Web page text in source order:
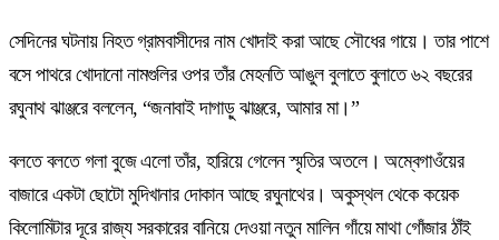
সেদিনের ঘটনায় নিহত গ্রামবাসীদের নাম খোদাই করা আছে সৌধের গায়ে। তার পাশে
বসে পাথরে খোদানো নামগুলির ওপর তাঁর মেহনতি আঙুল বুলাতে বুলাতে ৬২ বছরের
রঘুনাথ ঝাঞ্জরে বললেন, “জনাবাই দাগাড়ু ঝাঞ্জরে, আমার মা।”
বলতে বলতে গলা বুজে এলো তাঁর, হারিয়ে গেলেন স্মৃতির অতলে। অম্বেগাওঁয়ের
বাজারে একটা ছোটো মুদিখানার দোকান আছে রঘুনাথের। অকুস্থল থেকে কয়েক
কিলোমিটার দূরে রাজ্য সরকারের বানিয়ে দেওয়া নতুন মালিন গাঁয়ে মাথা গোঁজার ঠাঁই